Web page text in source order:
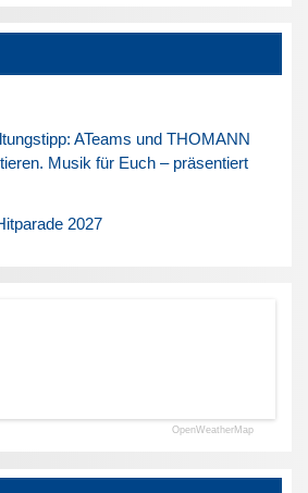
ATeams und THOMANN
Musik für Euch – präsentiert
2027
OpenWeatherMap